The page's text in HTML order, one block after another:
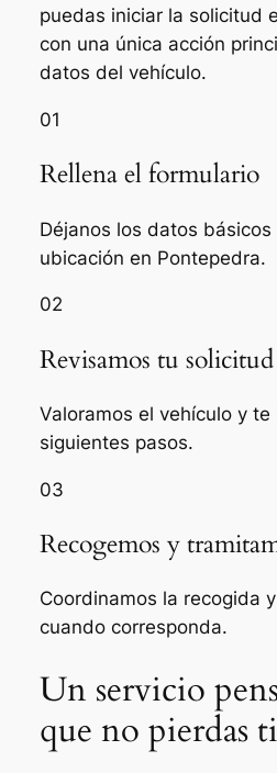
puedas iniciar la solicitud
con una única acción
datos del vehículo.
01
Rellena el formulario
Déjanos los datos
ubicación en Pontepedra.
02
Revisamos tu solicitud
Valoramos el vehículo y te
siguientes pasos.
03
Recogemos y
Coordinamos la recogida
cuando corresponda.
Un servicio
que no pierdas